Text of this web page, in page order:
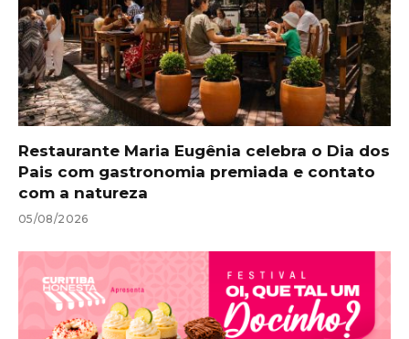
Restaurante Maria Eugênia celebra o Dia dos
Pais com gastronomia premiada e contato
com a natureza
05/08/2026